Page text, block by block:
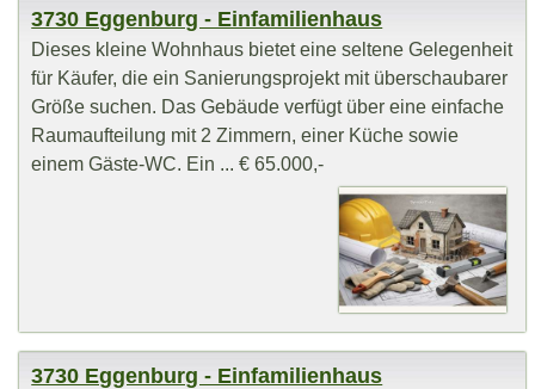
3730 Eggenburg - Einfamilienhaus
Dieses kleine Wohnhaus bietet eine seltene Gelegenheit
für Käufer, die ein Sanierungsprojekt mit überschaubarer
Größe suchen. Das Gebäude verfügt über eine einfache
Raumaufteilung mit 2 Zimmern, einer Küche sowie
einem Gäste‑WC. Ein ... € 65.000,-
3730 Eggenburg - Einfamilienhaus